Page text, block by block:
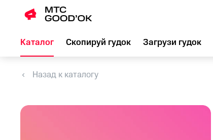
Каталог Скопируй гудок Загрузи гудок
Назад к каталогу